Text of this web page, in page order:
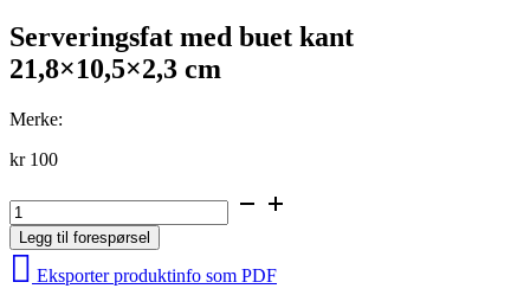
Serveringsfat med buet kant
21,8×10,5×2,3 cm
Merke:
kr100
Serveringsfat
med
buet
kant
21,8x10,5x2,3
Legg til forespørsel
Eksporter produktinfo som PDF